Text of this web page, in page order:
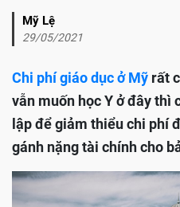
Mỹ Lệ
29/05/2021
Chi phí giáo dục ở Mỹ rất
vẫn muốn học Y ở đây thì
lập để giảm thiểu chi phí
gánh nặng tài chính cho